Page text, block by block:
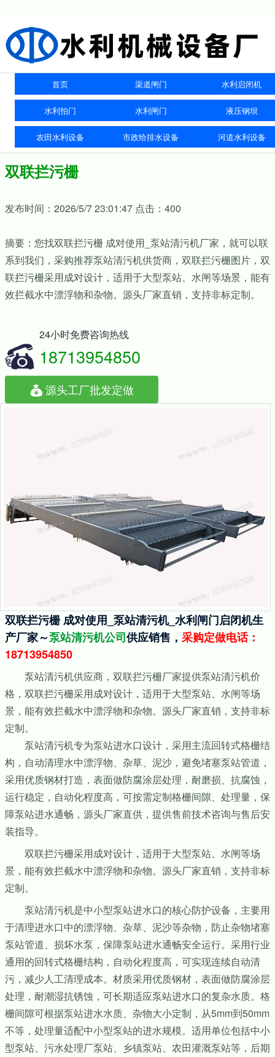
首页 渠道闸门 水利启闭机
水利拍门 水利闸门 液压钢坝
农田水利设备 市政给排水设备 河道水利设备
双联拦污栅
发布时间：2026/5/7 23:01:47 点击：400
摘要：您找双联拦污栅 成对使用_泵站清污机厂家，就可以联
系到我们，采购推荐泵站清污机供货商，双联拦污栅图片，双
联拦污栅采用成对设计，适用于大型泵站、水闸等场景，能有
效拦截水中漂浮物和杂物。源头厂家直销，支持非标定制。
24小时免费咨询热线
18713954850
源头工厂批发定做
双联拦污栅 成对使用_泵站清污机_水利闸门启闭机生
产厂家～泵站清污机公司供应销售， 采购定做电话：
18713954850
泵站清污机供应商，双联拦污栅厂家提供泵站清污机价
格，双联拦污栅采用成对设计，适用于大型泵站、水闸等场
景，能有效拦截水中漂浮物和杂物。源头厂家直销，支持非标
定制。
泵站清污机专为泵站进水口设计，采用主流回转式格栅结
构，自动清理水中漂浮物、杂草、泥沙，避免堵塞泵站管道，
采用优质钢材打造，表面做防腐涂层处理，耐磨损、抗腐蚀，
运行稳定，自动化程度高，可按需定制格栅间隙、处理量，保
障泵站进水通畅，源头厂家直供，提供售前技术咨询与售后安
装指导。
双联拦污栅采用成对设计，适用于大型泵站、水闸等场
景，能有效拦截水中漂浮物和杂物。源头厂家直销，支持非标
定制。
泵站清污机是中小型泵站进水口的核心防护设备，主要用
于清理进水口中的漂浮物、杂草、泥沙等杂物，防止杂物堵塞
泵站管道、损坏水泵，保障泵站进水通畅安全运行。采用行业
通用的回转式格栅结构，自动化程度高，可实现连续自动清
污，减少人工清理成本。材质采用优质钢材，表面做防腐涂层
处理，耐潮湿抗锈蚀，可长期适应泵站进水口的复杂水质。格
栅间隙可根据泵站进水水质、杂物大小定制，从5mm到50mm
不等，处理量适配中小型泵站的进水规模。适用单位包括中小
型泵站、污水处理厂泵站、乡镇泵站、农田灌溉泵站等，后期